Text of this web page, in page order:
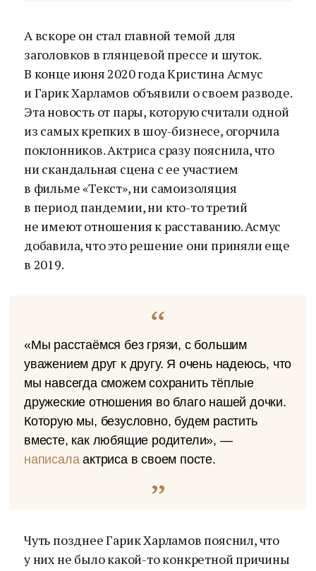
А вскоре он стал главной темой для
заголовков в глянцевой прессе и шуток.
В конце июня 2020 года Кристина Асмус
и Гарик Харламов объявили о своем разводе.
Эта новость от пары, которую считали одной
из самых крепких в шоу-бизнесе, огорчила
поклонников. Актриса сразу пояснила, что
ни скандальная сцена с ее участием
в фильме «Текст», ни самоизоляция
в период пандемии, ни кто-то третий
не имеют отношения к расставанию. Асмус
добавила, что это решение они приняли еще
в 2019.
«Мы расстаёмся без грязи, с большим
уважением друг к другу. Я очень надеюсь, что
мы навсегда сможем сохранить тёплые
дружеские отношения во благо нашей дочки.
Которую мы, безусловно, будем растить
вместе, как любящие родители», —
написалаактриса в своем посте.
Чуть позднее Гарик Харламов пояснил, что
у них не было какой-то конкретной причины